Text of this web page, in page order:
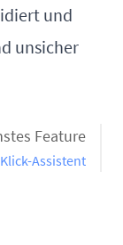
und
unsicher
Feature
Assistent